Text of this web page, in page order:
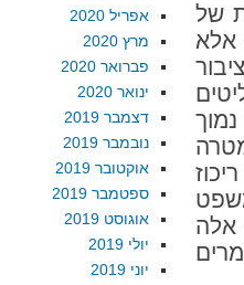
של
אלא
אלה
אפריל 2020
מרץ 2020
פברואר 2020
ינואר 2020
דצמבר 2019
נובמבר 2019
אוקטובר 2019
ספטמבר 2019
אוגוסט 2019
יולי 2019
יוני 2019